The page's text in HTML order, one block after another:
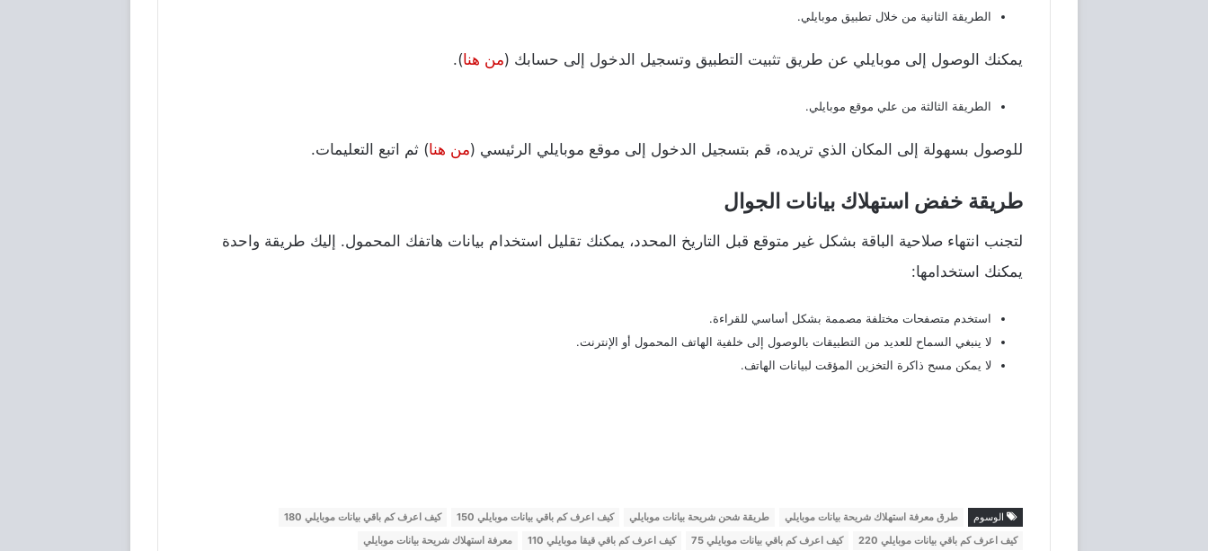
الطريقة الثانية من خلال تطبيق موبايلي.
يمكنك الوصول إلى موبايلي عن طريق تثبيت التطبيق وتسجيل الدخول إلى حسابك (من هنا).
الطريقة الثالثة من علي موقع موبايلي.
للوصول بسهولة إلى المكان الذي تريده، قم بتسجيل الدخول إلى موقع موبايلي الرئيسي (من هنا) ثم اتبع التعليمات.
طريقة خفض استهلاك بيانات الجوال
لتجنب انتهاء صلاحية الباقة بشكل غير متوقع قبل التاريخ المحدد، يمكنك تقليل استخدام بيانات هاتفك المحمول. إليك طريقة واحدة
يمكنك استخدامها:
استخدم متصفحات مختلفة مصممة بشكل أساسي للقراءة.
لا ينبغي السماح للعديد من التطبيقات بالوصول إلى خلفية الهاتف المحمول أو الإنترنت.
لا يمكن مسح ذاكرة التخزين المؤقت لبيانات الهاتف.
الوسوم طرق معرفة استهلاك شريحة بيانات موبايلي طريقة شحن شريحة بيانات موبايلي كيف اعرف كم باقي بيانات موبايلي 150
كيف اعرف كم باقي بيانات موبايلي 180
كيف اعرف كم باقي بيانات موبايلي 220
كيف اعرف كم باقي بيانات موبايلي 75 كيف اعرف كم باقي قيقا موبايلي 110 معرفة استهلاك شريحة بيانات موبايلي